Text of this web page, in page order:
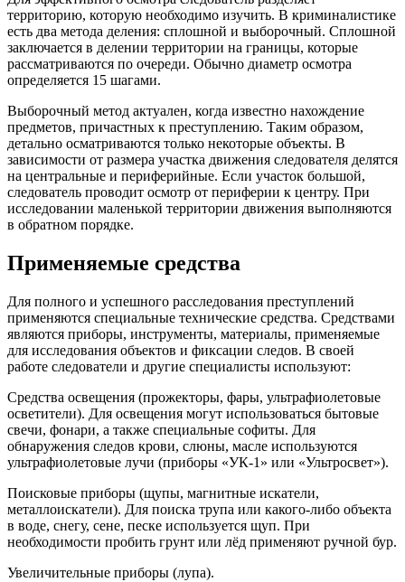
территорию, которую необходимо изучить. В криминалистике
есть два метода деления: сплошной и выборочный. Сплошной
заключается в делении территории на границы, которые
рассматриваются по очереди. Обычно диаметр осмотра
определяется 15 шагами.
Выборочный метод актуален, когда известно нахождение
предметов, причастных к преступлению. Таким образом,
детально осматриваются только некоторые объекты. В
зависимости от размера участка движения следователя делятся
на центральные и периферийные. Если участок большой,
следователь проводит осмотр от периферии к центру. При
исследовании маленькой территории движения выполняются
в обратном порядке.
Применяемые средства
Для полного и успешного расследования преступлений
применяются специальные технические средства. Средствами
являются приборы, инструменты, материалы, применяемые
для исследования объектов и фиксации следов. В своей
работе следователи и другие специалисты используют:
Средства освещения (прожекторы, фары, ультрафиолетовые
осветители). Для освещения могут использоваться бытовые
свечи, фонари, а также специальные софиты. Для
обнаружения следов крови, слюны, масле используются
ультрафиолетовые лучи (приборы «УК-1» или «Ультросвет»).
Поисковые приборы (щупы, магнитные искатели,
металлоискатели). Для поиска трупа или какого-либо объекта
в воде, снегу, сене, песке используется щуп. При
необходимости пробить грунт или лёд применяют ручной бур.
Увеличительные приборы (лупа).